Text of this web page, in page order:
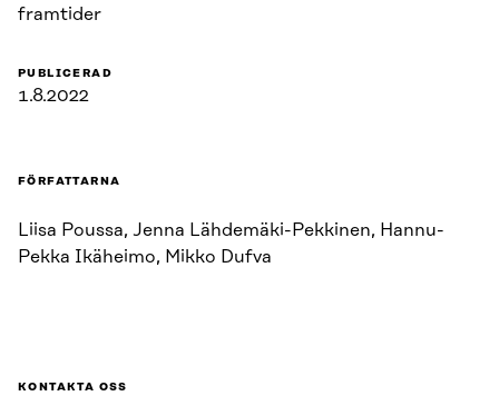
framtider
PUBLICERAD
1.8.2022
FÖRFATTARNA
Liisa Poussa, Jenna Lähdemäki-Pekkinen, Hannu-
Pekka Ikäheimo, Mikko Dufva
KONTAKTA OSS